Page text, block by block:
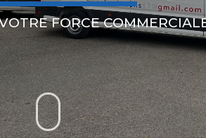
FORCE